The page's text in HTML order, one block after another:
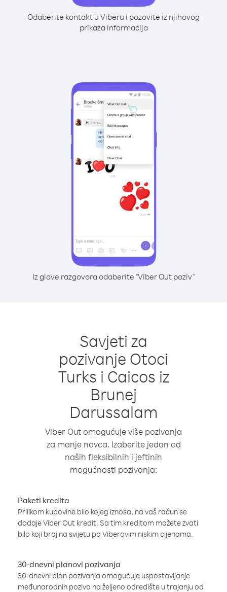
Odaberite kontakt u Viberu i pozovite iz njihovog
prikaza informacija
Iz glave razgovora odaberite "Viber Out poziv"
Savjeti za
pozivanje Otoci
Turks i Caicos iz
Brunej
Darussalam
Viber Out omogućuje više pozivanja
za manje novca. Izaberite jedan od
naših fleksibilnih i jeftinih
mogućnosti pozivanja:
Paketi kredita
Prilikom kupovine bilo kojeg iznosa, na vaš račun se
dodaje Viber Out kredit. Sa tim kreditom možete zvati
bilo koji broj na svijetu po Viberovim niskim cijenama.
30-dnevni planovi pozivanja
30-dnevni plan pozivanja omogućuje uspostavljanje
međunarodnih poziva na željeno odredište u trajanju od